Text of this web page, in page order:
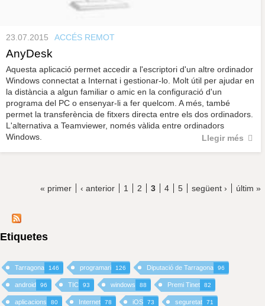
23.07.2015 ACCÉS REMOT
AnyDesk
Aquesta aplicació permet accedir a l'escriptori d'un altre ordinador
Windows connectat a Internat i gestionar-lo. Molt útil per ajudar en
la distància a algun familiar o amic en la configuració d'un
programa del PC o ensenyar-li a fer quelcom. A més, també
permet la transferència de fitxers directa entre els dos ordinadors.
L'alternativa a Teamviewer, només vàlida entre ordinadors
Windows.
Llegir més
« primer ‹ anterior 1 2 3 4 5 següent › últim »
Etiquetes
Tarragona 146 programari 126 Diputació de Tarragona 96
android 96 TIC 93 windows 88 Premi Tinet 82
aplicacions 80 Internet 78 iOS 73 seguretat 71